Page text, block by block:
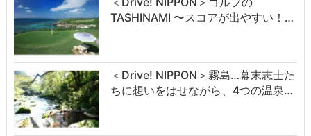
TASHINAMI 〜スコアが出やすい！…
＜Drive! NIPPON＞霧島…幕末志士た
ちに想いをはせながら、4つの温泉…